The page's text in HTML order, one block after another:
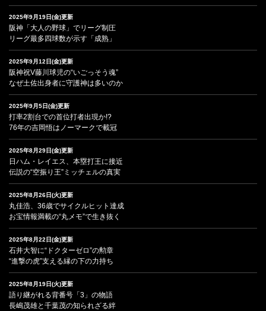
2025年9月19日(金)更新
阪神「大人の野球」でリーグ制圧
リーグ最多四球数が示す「成熟」
2025年9月12日(金)更新
阪神祝V藤川球児の“いごっそう魂”
なぜ土佐出身者に守護神は多いのか
2025年9月5日(金)更新
打率2割台での首位打者出現か!?
76年の吉岡悟はノーマークで載冠
2025年8月29日(金)更新
日ハム・レイエス、本塁打王に接近
伝説の“空振り王”ミッチェルの真実
2025年8月26日(火)更新
丸佳浩、36歳でサイクルヒット達成
お宝情報満載の“丸メモ”で生き抜く
2025年8月22日(金)更新
石井大智に“ドクターゼロ”の勲章
“進撃の虎”支える縁の下の力持ち
2025年8月19日(火)更新
語り継がれる背番号「3」の物語
長嶋茂雄と千葉茂の知られざる絆